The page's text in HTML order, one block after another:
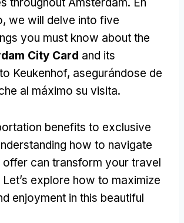
we will delve into five
you must know about the
City Card and its
Keukenhof, asegurándose de
al máximo su visita.
benefits to exclusive
how to navigate
offer can transform your travel
Let’s explore how to maximize
enjoyment in this beautiful